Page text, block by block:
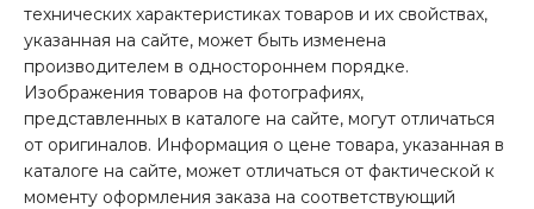
технических характеристиках товаров и их свойствах,
указанная на сайте, может быть изменена
производителем в одностороннем порядке.
Изображения товаров на фотографиях,
представленных в каталоге на сайте, могут отличаться
от оригиналов. Информация о цене товара, указанная в
каталоге на сайте, может отличаться от фактической к
моменту оформления заказа на соответствующий